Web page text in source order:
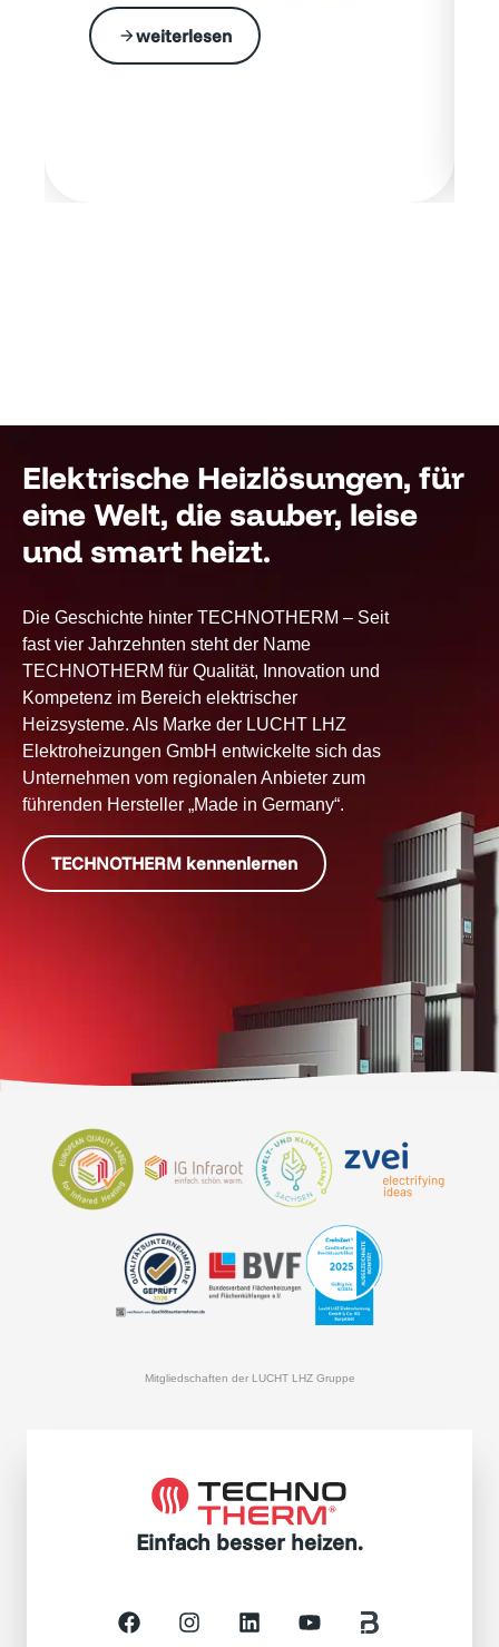
weiterlesen
Elektrische Heizlösungen, für
eine Welt, die sauber, leise
und smart heizt.
Die Geschichte hinter TECHNOTHERM – Seit
fast vier Jahrzehnten steht der Name
TECHNOTHERM für Qualität, Innovation und
Kompetenz im Bereich elektrischer
Heizsysteme. Als Marke der LUCHT LHZ
Elektroheizungen GmbH entwickelte sich das
Unternehmen vom regionalen Anbieter zum
führenden Hersteller „Made in Germany“.
TECHNOTHERM kennenlernen
Mitgliedschaften der LUCHT LHZ Gruppe
Einfach besser heizen.